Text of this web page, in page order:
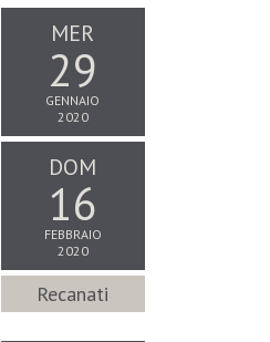
MER
29
GENNAIO
2020
DOM
16
FEBBRAIO
2020
Recanati